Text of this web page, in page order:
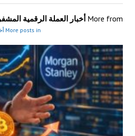
More from أخبار العملة الرقمية
More posts in أخبار العملة الرقمية المشفرة »